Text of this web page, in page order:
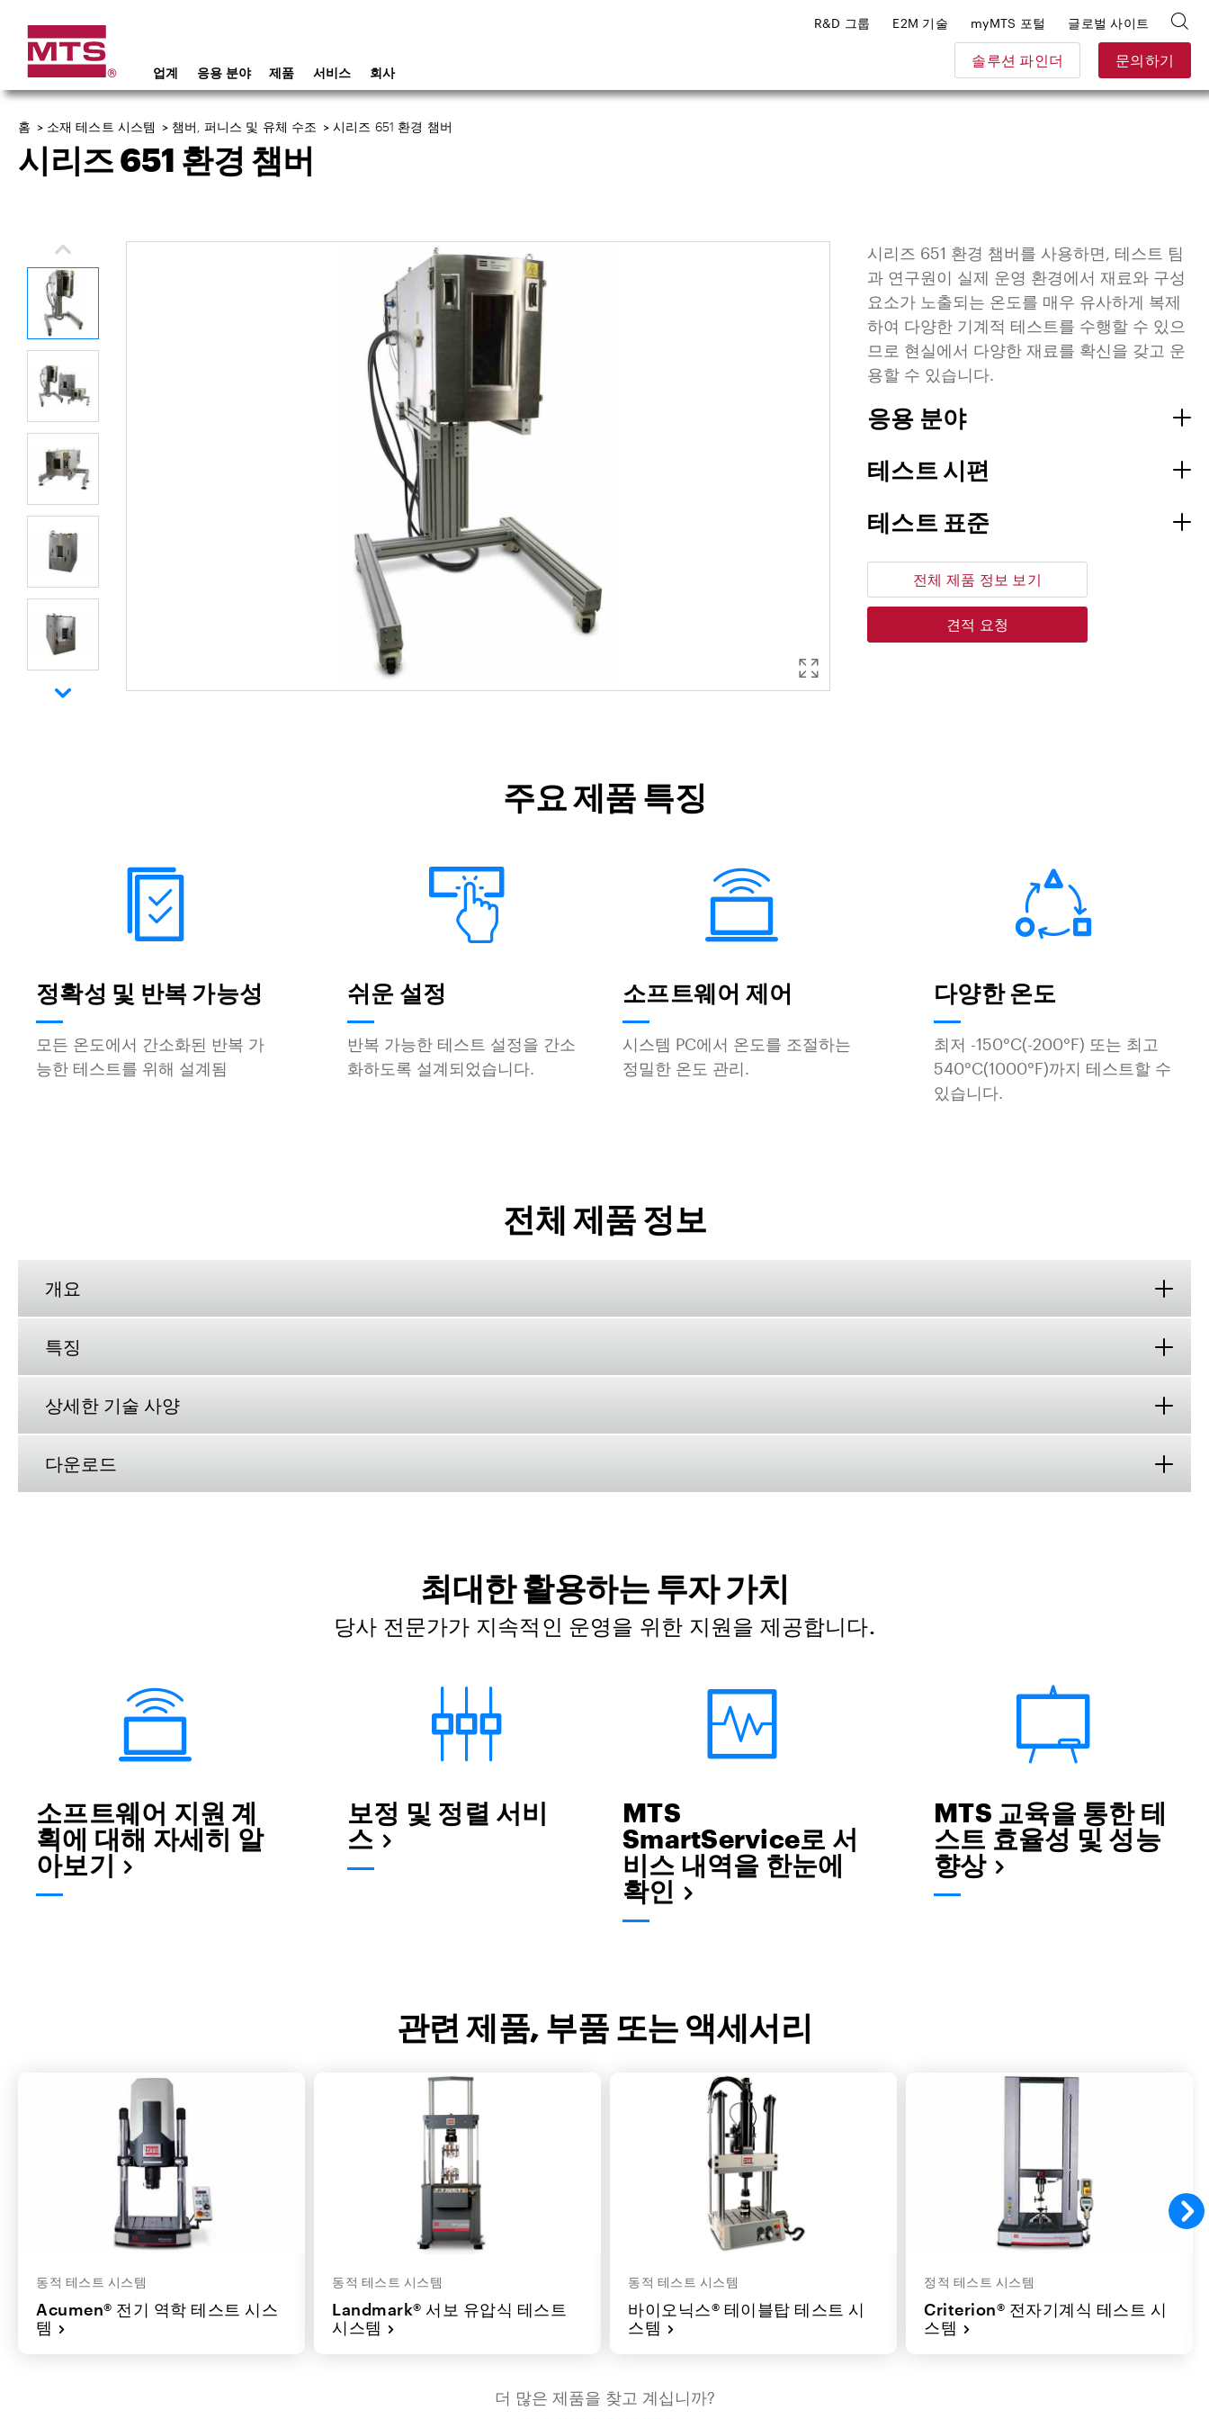
업계 응용 분야 제품 서비스 회사
솔루션 파인더 문의하기
R&D 그룹 E2M 기술 myMTS 포털 글로벌 사이트
홈 > 소재 테스트 시스템 > 챔버, 퍼니스 및 유체 수조 > 시리즈 651 환경 챔버
시리즈 651 환경 챔버
시리즈 651 환경 챔버를 사용하면, 테스트 팀
과 연구원이 실제 운영 환경에서 재료와 구성
요소가 노출되는 온도를 매우 유사하게 복제
하여 다양한 기계적 테스트를 수행할 수 있으
므로 현실에서 다양한 재료를 확신을 갖고 운
용할 수 있습니다.
응용 분야
테스트 시편
테스트 표준
전체 제품 정보 보기
견적 요청
주요 제품 특징
정확성 및 반복 가능성
모든 온도에서 간소화된 반복 가
능한 테스트를 위해 설계됨
쉬운 설정
반복 가능한 테스트 설정을 간소
화하도록 설계되었습니다.
소프트웨어 제어
시스템 PC에서 온도를 조절하는
정밀한 온도 관리.
다양한 온도
최저 -150°C(-200°F) 또는 최고
540°C(1000°F)까지 테스트할 수
있습니다.
전체 제품 정보
개요
특징
상세한 기술 사양
다운로드
최대한 활용하는 투자 가치
당사 전문가가 지속적인 운영을 위한 지원을 제공합니다.
소프트웨어 지원 계
획에 대해 자세히 알
아보기
보정 및 정렬 서비
스
MTS
SmartService로 서
비스 내역을 한눈에
확인
MTS 교육을 통한 테
스트 효율성 및 성능
향상
관련 제품, 부품 또는 액세서리
동적 테스트 시스템
Acumen® 전기 역학 테스트 시스
템
동적 테스트 시스템
Landmark® 서보 유압식 테스트
시스템
동적 테스트 시스템
바이오닉스® 테이블탑 테스트 시
스템
정적 테스트 시스템
Criterion® 전자기계식 테스트 시
스템
더 많은 제품을 찾고 계십니까?